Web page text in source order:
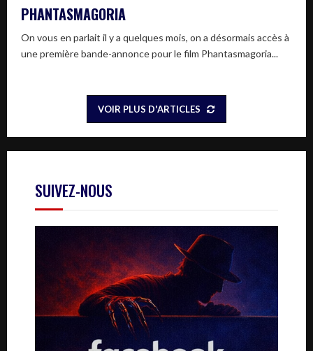
PHANTASMAGORIA
On vous en parlait il y a quelques mois, on a désormais accès à
une première bande-annonce pour le film Phantasmagoria...
VOIR PLUS D'ARTICLES
SUIVEZ-NOUS